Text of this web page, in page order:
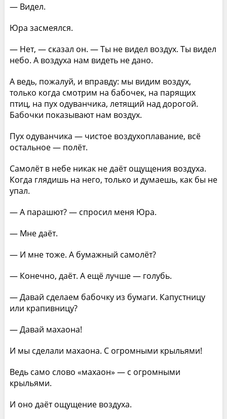
— Видел.
Юра засмеялся.
— Нет, — сказал он. — Ты не видел воздух. Ты видел
небо. А воздуха нам видеть не дано.
А ведь, пожалуй, и вправду: мы видим воздух,
только когда смотрим на бабочек, на парящих
птиц, на пух одуванчика, летящий над дорогой.
Бабочки показывают нам воздух.
Пух одуванчика — чистое воздухоплавание, всё
остальное — полёт.
Самолёт в небе никак не даёт ощущения воздуха.
Когда глядишь на него, только и думаешь, как бы не
упал.
— А парашют? — спросил меня Юра.
— Мне даёт.
— И мне тоже. А бумажный самолёт?
— Конечно, даёт. А ещё лучше — голубь.
— Давай сделаем бабочку из бумаги. Капустницу
или крапивницу?
— Давай махаона!
И мы сделали махаона. С огромными крыльями!
Ведь само слово «махаон» — с огромными
крыльями.
И оно даёт ощущение воздуха.